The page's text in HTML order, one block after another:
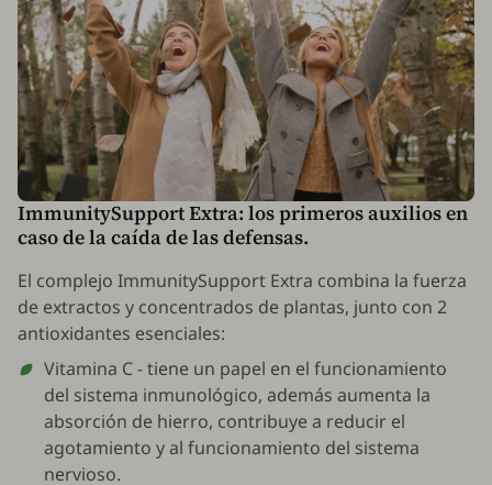
ImmunitySupport Extra: los primeros auxilios en
caso de la caída de las defensas.
El complejo ImmunitySupport Extra combina la fuerza
de extractos y concentrados de plantas, junto con 2
antioxidantes esenciales:
Vitamina C - tiene un papel en el funcionamiento
del sistema inmunológico, además aumenta la
absorción de hierro, contribuye a reducir el
agotamiento y al funcionamiento del sistema
nervioso.